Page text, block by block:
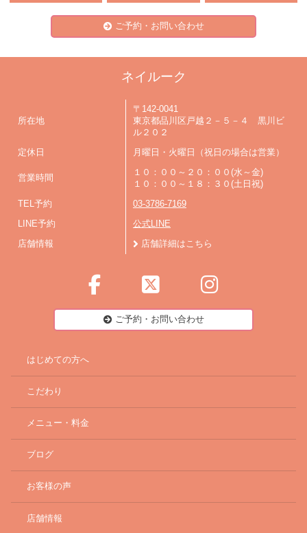
ご予約・お問い合わせ
ネイルーク
所在地
〒142-0041
東京都品川区戸越２－５－４ 黒川ビ
ル２０２
定休日 月曜日・火曜日（祝日の場合は営業）
営業時間
１０：００～２０：００(水～金)
１０：００～１８：３０(土日祝)
TEL予約 03-3786-7169
LINE予約 公式LINE
店舗情報 店舗詳細はこちら
ご予約・お問い合わせ
はじめての方へ
こだわり
メニュー・料金
ブログ
お客様の声
店舗情報